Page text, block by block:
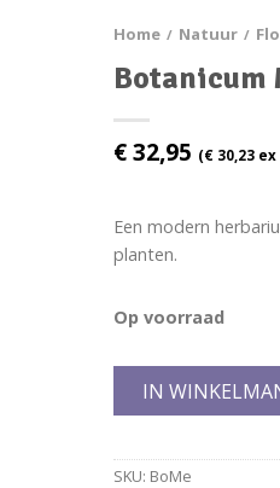
Home / Natuur /
Botanicum
€32,95 (€ 30,23 ex
Een modern
planten.
Op voorraad
IN
SKU: BoMe